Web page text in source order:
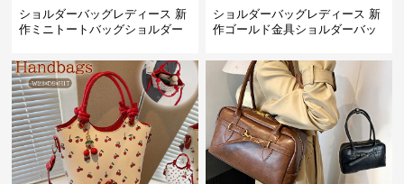
ショルダーバッグレディース 新
作ミニトートバッグショルダー
ショルダーバッグレディース 新
作ゴールド金具ショルダーバッ